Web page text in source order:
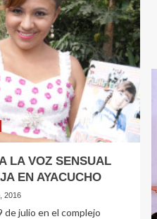
LA VOZ SENSUAL
EN AYACUCHO
2016
de julio en el complejo